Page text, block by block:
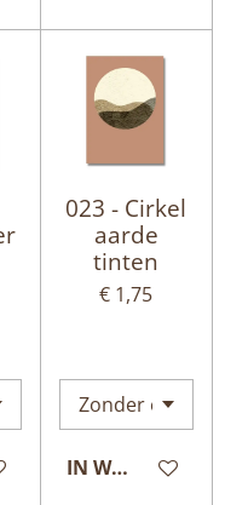
023 - Cirkel
aarde
tinten
€ 1,75
IN